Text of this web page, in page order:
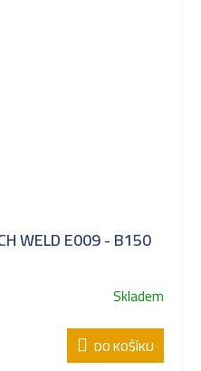
WELD E009 - B150
Skladem
DO KOŠÍKU